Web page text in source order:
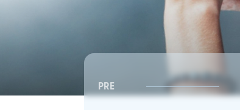
PRE
CSR Sud-Est | Conseil